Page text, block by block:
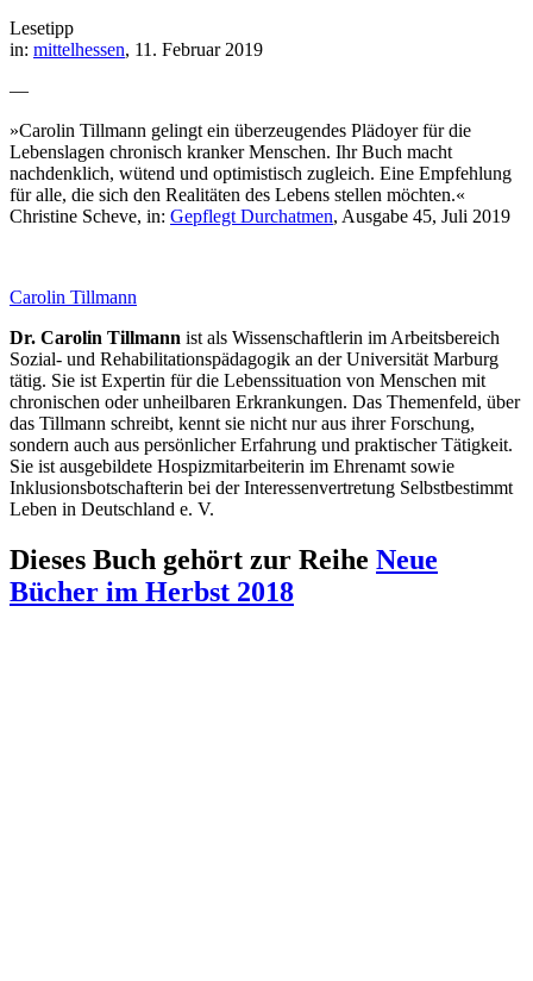
Lesetipp
in: mittelhessen, 11. Februar 2019
—
»Carolin Tillmann gelingt ein überzeugendes Plädoyer für die
Lebenslagen chronisch kranker Menschen. Ihr Buch macht
nachdenklich, wütend und optimistisch zugleich. Eine Empfehlung
für alle, die sich den Realitäten des Lebens stellen möchten.«
Christine Scheve, in: Gepflegt Durchatmen, Ausgabe 45, Juli 2019
Carolin Tillmann
Dr. Carolin Tillmann ist als Wissenschaftlerin im Arbeitsbereich
Sozial- und Rehabilitationspädagogik an der Universität Marburg
tätig. Sie ist Expertin für die Lebenssituation von Menschen mit
chronischen oder unheilbaren Erkrankungen. Das Themenfeld, über
das Tillmann schreibt, kennt sie nicht nur aus ihrer Forschung,
sondern auch aus persönlicher Erfahrung und praktischer Tätigkeit.
Sie ist ausgebildete Hospizmitarbeiterin im Ehrenamt sowie
Inklusionsbotschafterin bei der Interessenvertretung Selbstbestimmt
Leben in Deutschland e. V.
Dieses Buch gehört zur Reihe Neue
Bücher im Herbst 2018